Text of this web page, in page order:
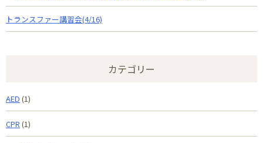
トランスファー講習会(4/16)
カテゴリー
AED (1)
CPR (1)